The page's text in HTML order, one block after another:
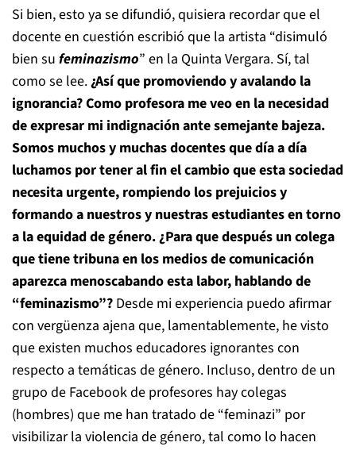
Si bien, esto ya se difundió, quisiera recordar que el
docente en cuestión escribió que la artista “disimuló
bien su feminazismo” en la Quinta Vergara. Sí, tal
como se lee.¿Así que promoviendo y avalando la
ignorancia? Como profesora me veo en la necesidad
de expresar mi indignación ante semejante bajeza.
Somos muchos y muchas docentes que día a día
luchamos por tener al fin el cambio que esta sociedad
necesita urgente, rompiendo los prejuicios y
formando a nuestros y nuestras estudiantes en torno
a la equidad de género. ¿Para que después un colega
que tiene tribuna en los medios de comunicación
aparezca menoscabando esta labor, hablando de
“feminazismo”? Desde mi experiencia puedo afirmar
con vergüenza ajena que, lamentablemente, he visto
que existen muchos educadores ignorantes con
respecto a temáticas de género. Incluso, dentro de un
grupo de Facebook de profesores hay colegas
(hombres) que me han tratado de “feminazi” por
visibilizar la violencia de género, tal como lo hacen